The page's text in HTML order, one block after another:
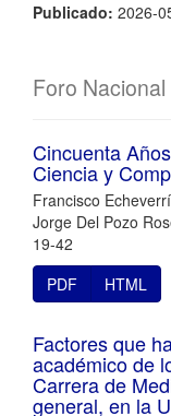
Publicado: 2026-
Foro Nacional
Cincuenta
Ciencia y
Francisco
Jorge Del Pozo
19-42
PDF
HTML
Factores que
académico de
Carrera de
general, en la